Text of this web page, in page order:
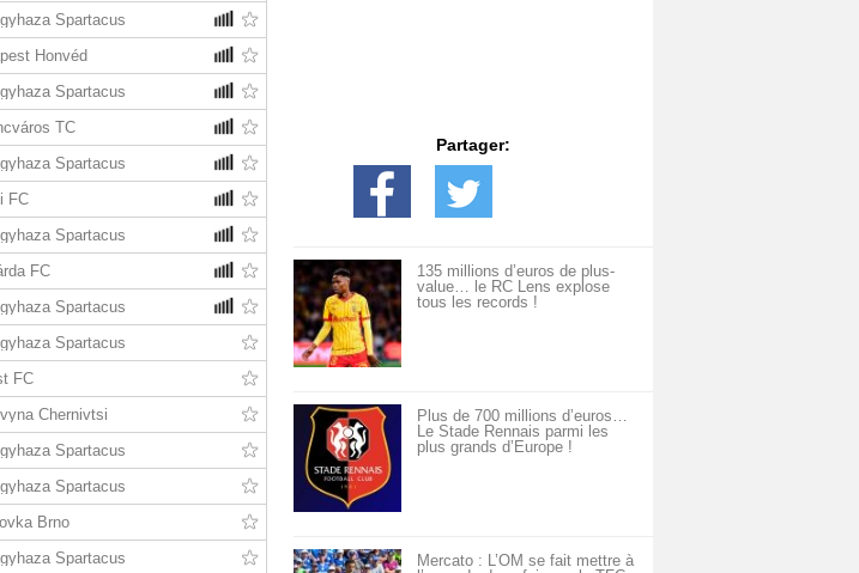
Spartacus
Honvéd
Spartacus
TC
Spartacus
FC
Spartacus
FC
Spartacus
Spartacus
FC
Chernivtsi
Spartacus
Spartacus
Brno
Spartacus
Partager:
135 millions d’euros de plus-
value… le RC Lens explose
tous les records !
Plus de 700 millions d’euros…
Le Stade Rennais parmi les
plus grands d’Europe !
Mercato : L’OM se fait mettre à